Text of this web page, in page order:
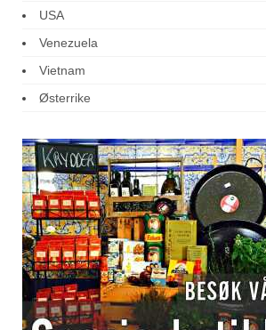
USA
Venezuela
Vietnam
Østerrike